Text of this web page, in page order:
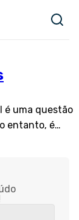
é uma questão
entanto, é…